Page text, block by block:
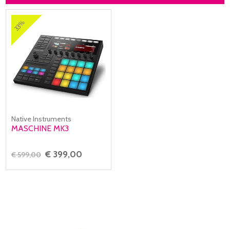
33%
Native Instruments
MASCHINE MK3
€ 599,00 € 399,00